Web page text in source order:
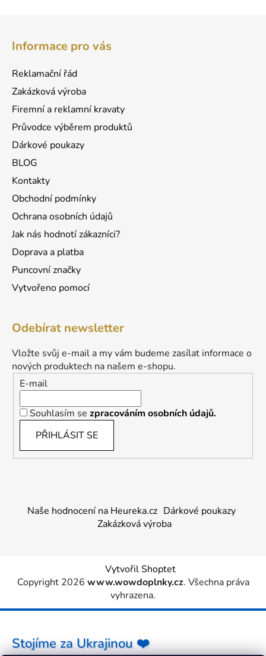
Informace pro vás
Reklamační řád
Zakázková výroba
Firemní a reklamní kravaty
Průvodce výběrem produktů
Dárkové poukazy
BLOG
Kontakty
Obchodní podmínky
Ochrana osobních údajů
Jak nás hodnotí zákazníci?
Doprava a platba
Puncovní značky
Vytvořeno pomocí
Odebírat newsletter
Vložte svůj e-mail a my vám budeme zasílat informace o
nových produktech na našem e-shopu.
E-mail
Souhlasím se zpracováním osobních údajů.
PŘIHLÁSIT SE
Naše hodnocení na Heureka.cz Dárkové poukazy
Zakázková výroba
Vytvořil Shoptet
Copyright 2026 www.wowdoplnky.cz. Všechna práva
vyhrazena.
Stojíme za Ukrajinou ❤️